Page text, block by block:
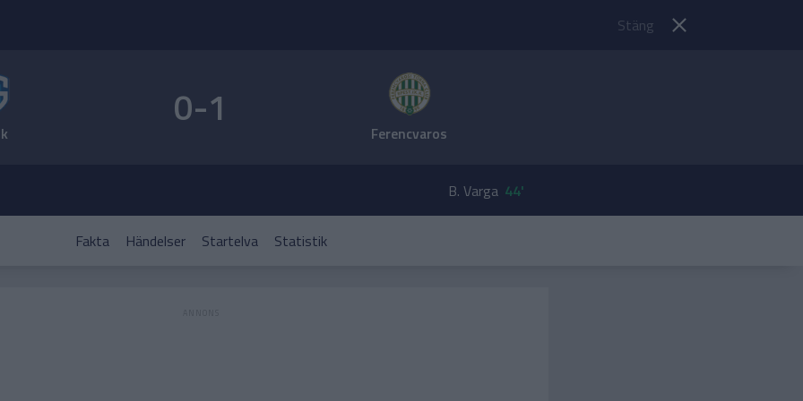
Stäng
0-1 Ferencvaros
B. Varga 44'
Fakta Händelser Startelva Statistik